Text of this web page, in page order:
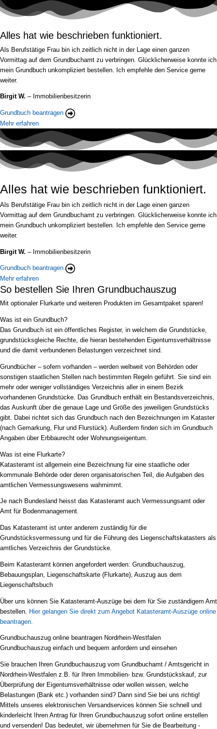
Alles hat wie beschrieben funktioniert.
Als Berufstätige Frau bin ich zeitlich nicht in der Lage einen ganzen
Vormittag auf dem Grundbuchamt zu verbringen. Glücklicherweise konnte ich
mein Grundbuch unkompliziert bestellen. Ich empfehle den Service gerne
weiter.
Birgit W. – Immobilienbesitzerin
Grundbuch beantragen
Mehr erfahren
Alles hat wie beschrieben funktioniert.
Als Berufstätige Frau bin ich zeitlich nicht in der Lage einen ganzen
Vormittag auf dem Grundbuchamt zu verbringen. Glücklicherweise konnte ich
mein Grundbuch unkompliziert bestellen. Ich empfehle den Service gerne
weiter.
Birgit W. – Immobilienbesitzerin
Grundbuch beantragen
Mehr erfahren
So bestellen Sie Ihren Grundbuchauszug
Mit optionaler Flurkarte und weiteren Produkten im Gesamtpaket sparen!
Was ist ein Grundbuch?
Das Grundbuch ist ein öffentliches Register, in welchem die Grundstücke,
grundstücksgleiche Rechte, die hieran bestehenden Eigentumsverhältnisse
und die damit verbundenen Belastungen verzeichnet sind.
Grundbücher – sofern vorhanden – werden weltweit von Behörden oder
sonstigen staatlichen Stellen nach bestimmten Regeln geführt. Sie sind ein
mehr oder weniger vollständiges Verzeichnis aller in einem Bezirk
vorhandenen Grundstücke. Das Grundbuch enthält ein Bestandsverzeichnis,
das Auskunft über die genaue Lage und Größe des jeweiligen Grundstücks
gibt. Dabei richtet sich das Grundbuch nach den Bezeichnungen im Kataster
(nach Gemarkung, Flur und Flurstück). Außerdem finden sich im Grundbuch
Angaben über Erbbaurecht oder Wohnungseigentum.
Was ist eine Flurkarte?
Katasteramt ist allgemein eine Bezeichnung für eine staatliche oder
kommunale Behörde oder deren organisatorischen Teil, die Aufgaben des
amtlichen Vermessungswesens wahrnimmt.
Je nach Bundesland heisst das Katasteramt auch Vermessungsamt oder
Amt für Bodenmanagement.
Das Katasteramt ist unter anderem zuständig für die
Grundstücksvermessung und für die Führung des Liegenschaftskatasters als
amtliches Verzeichnis der Grundstücke.
Beim Katasteramt können angefordert werden: Grundbuchauszug,
Bebauungsplan, Liegenschaftskarte (Flurkarte), Auszug aus dem
Liegenschaftsbuch
Über uns können Sie Katasteramt-Auszüge bei dem für Sie zuständigem Amt
bestellen. Hier gelangen Sie direkt zum Angebot Katasteramt-Auszüge online
beantragen.
Grundbuchauszug online beantragen Nordrhein-Westfalen
Grundbuchauszug einfach und bequem anfordern und einsehen
Sie brauchen Ihren Grundbuchauszug vom Grundbuchamt / Amtsgericht in
Nordrhein-Westfalen z.B. für Ihren Immobilien- bzw. Grundstückskauf, zur
Überprüfung der Eigentumsverhältnisse oder wollen wissen, welche
Belastungen (Bank etc.) vorhanden sind? Dann sind Sie bei uns richtig!
Mittels unseres elektronischen Versandservices können Sie schnell und
kinderleicht Ihren Antrag für Ihren Grundbuchauszug sofort online erstellen
und versenden! Das bedeutet, wir übernehmen für Sie die Bearbeitung -